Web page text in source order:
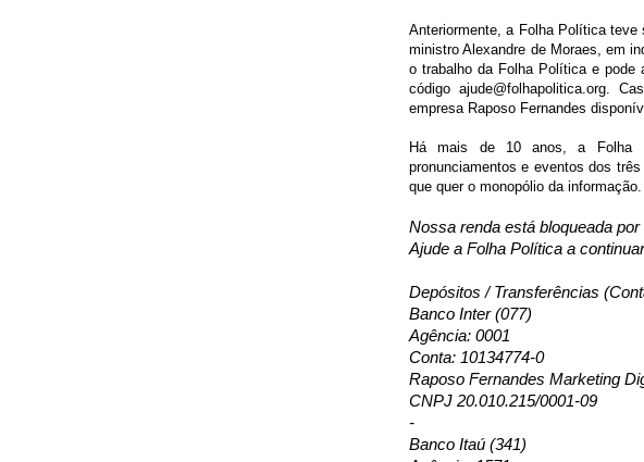
Anteriormente, a Folha Política teve
ministro Alexandre de Moraes, em
o trabalho da Folha Política e pode
código ajude@folhapolitica.org.
empresa Raposo Fernandes
Há mais de 10 anos, a Folha
pronunciamentos e eventos dos
que quer o monopólio da
Nossa renda está bloqueada
Ajude a Folha Política a
Depósitos / Transferências
Banco Inter (077)
Agência: 0001
Conta: 10134774-0
Raposo Fernandes Marketing
CNPJ 20.010.215/0001-09
-
Banco Itaú (341)